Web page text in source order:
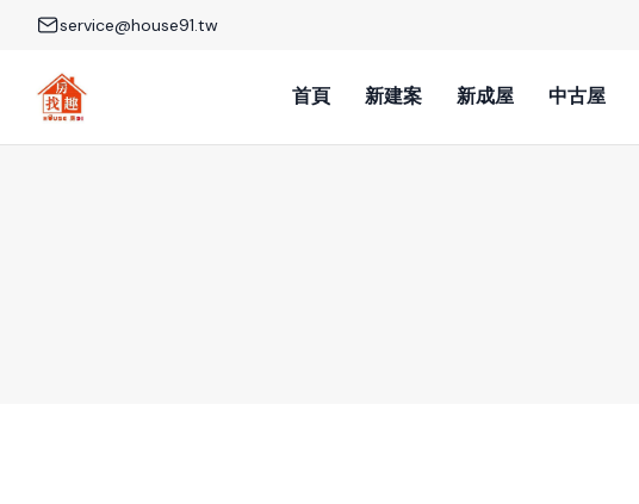
service@house91.tw
首頁 新建案 新成屋 中古屋